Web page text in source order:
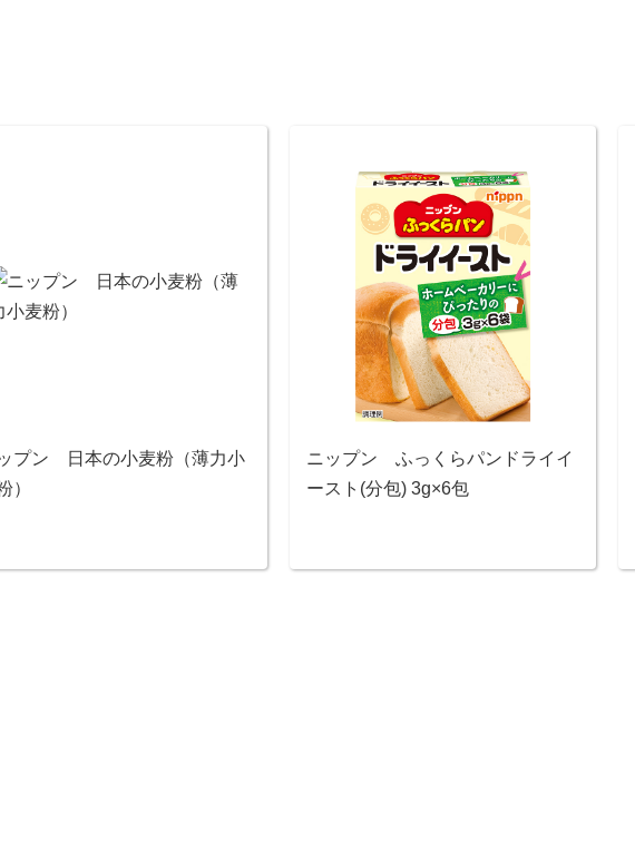
プン 日本の小麦粉（薄力小
）
ニップン ふっくらパンドライイ
ースト(分包) 3g×6包